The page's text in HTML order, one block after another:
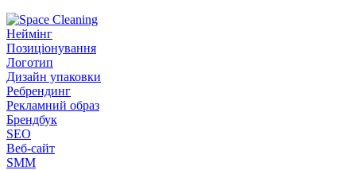
Неймінг
Позиціонування
Логотип
Дизайн упаковки
Ребрендинг
Рекламний образ
Брендбук
SEO
Веб-сайт
SMM